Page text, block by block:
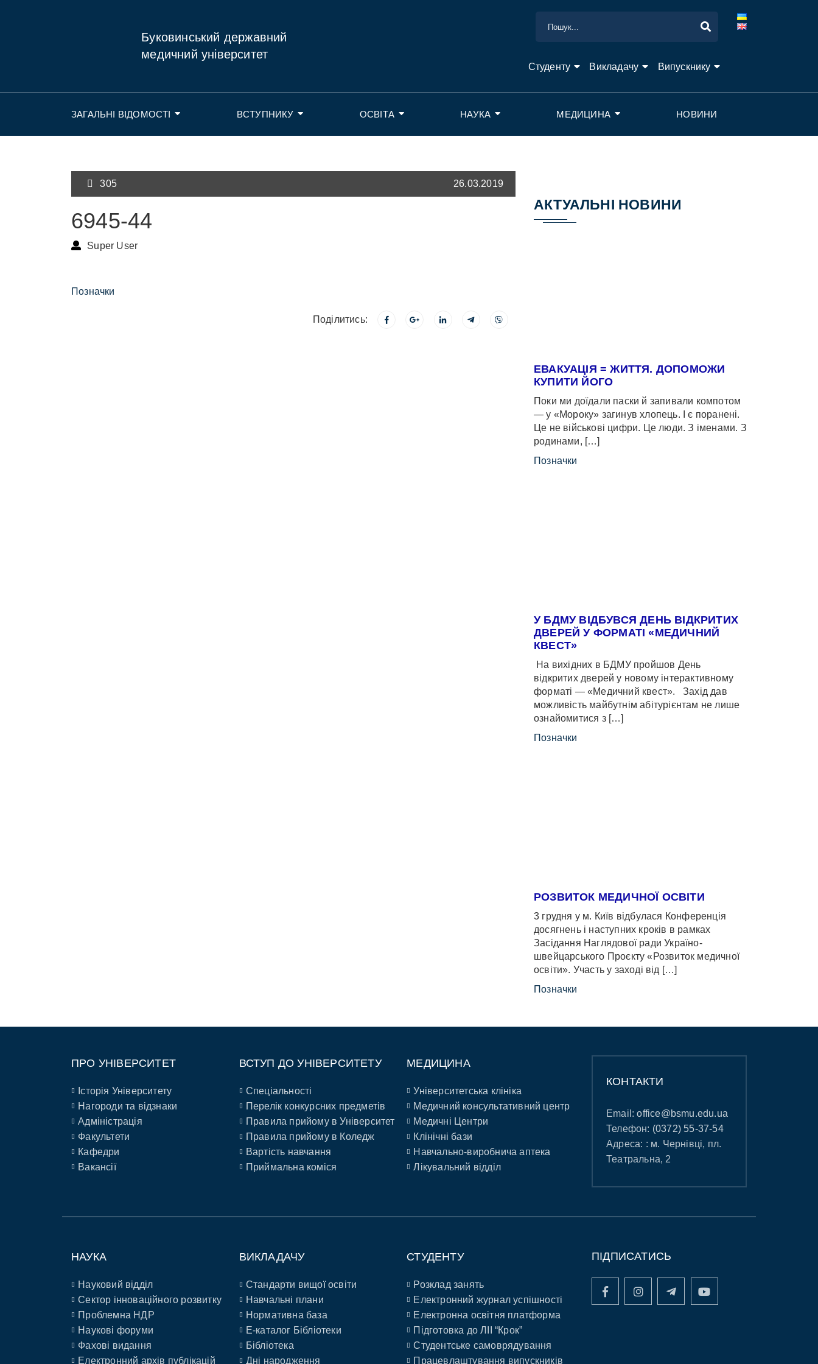
Буковинський державний
медичний університет
Студенту Викладачу Випускнику
ЗАГАЛЬНІ ВІДОМОСТІ ВСТУПНИКУ ОСВІТА НАУКА МЕДИЦИНА НОВИНИ
305 26.03.2019
6945-44
Super User
Позначки
Поділитись:
АКТУАЛЬНІ НОВИНИ
ЕВАКУАЦІЯ = ЖИТТЯ. ДОПОМОЖИ
КУПИТИ ЙОГО
Поки ми доїдали паски й запивали компотом
— у «Мороку» загинув хлопець. І є поранені.
Це не військові цифри. Це люди. З іменами. З
родинами, […]
Позначки
У БДМУ ВІДБУВСЯ ДЕНЬ ВІДКРИТИХ
ДВЕРЕЙ У ФОРМАТІ «МЕДИЧНИЙ
КВЕСТ»
На вихідних в БДМУ пройшов День
відкритих дверей у новому інтерактивному
форматі — «Медичний квест». Захід дав
можливість майбутнім абітурієнтам не лише
ознайомитися з […]
Позначки
РОЗВИТОК МЕДИЧНОЇ ОСВІТИ
3 грудня у м. Київ відбулася Конференція
досягнень і наступних кроків в рамках
Засідання Наглядової ради Україно-
швейцарського Проєкту «Розвиток медичної
освіти». Участь у заході від […]
Позначки
ПРО УНІВЕРСИТЕТ
Історія Університету
Нагороди та відзнаки
Адміністрація
Факультети
Кафедри
Вакансії
ВСТУП ДО УНІВЕРСИТЕТУ
Спеціальності
Перелік конкурсних предметів
Правила прийому в Університет
Правила прийому в Коледж
Вартість навчання
Приймальна коміся
МЕДИЦИНА
Університетська клініка
Медичний консультативний центр
Медичні Центри
Клінічні бази
Навчально-виробнича аптека
Лікувальний відділ
КОНТАКТИ
Email:office@bsmu.edu.ua
Телефон: (0372) 55-37-54
Адреса: : м. Чернівці, пл.
Театральна, 2
НАУКА
Науковий відділ
Сектор інноваційного розвитку
Проблемна НДР
Наукові форуми
Фахові видання
Електронний архів публікацій
ВИКЛАДАЧУ
Стандарти вищої освіти
Навчальні плани
Нормативна база
E-каталог Бібліотеки
Бібліотека
Дні народження
СТУДЕНТУ
Розклад занять
Електронний журнал успішності
Електронна освітня платформа
Підготовка до ЛІІ “Крок”
Студентське самоврядування
Працевлаштування випускників
ПІДПИСАТИСЬ